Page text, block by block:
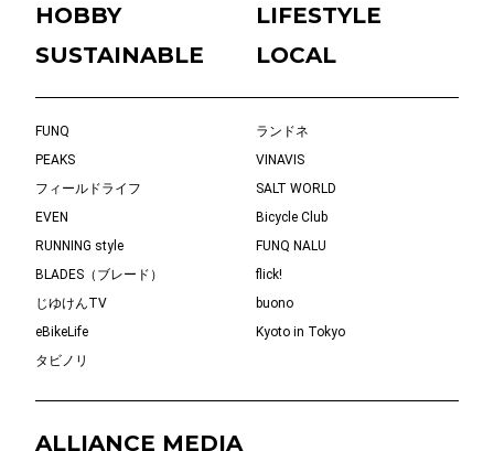
HOBBY
LIFESTYLE
SUSTAINABLE
LOCAL
FUNQ
ランドネ
PEAKS
VINAVIS
フィールドライフ
SALT WORLD
EVEN
Bicycle Club
RUNNING style
FUNQ NALU
BLADES（ブレード）
flick!
じゆけんTV
buono
eBikeLife
Kyoto in Tokyo
タビノリ
ALLIANCE MEDIA